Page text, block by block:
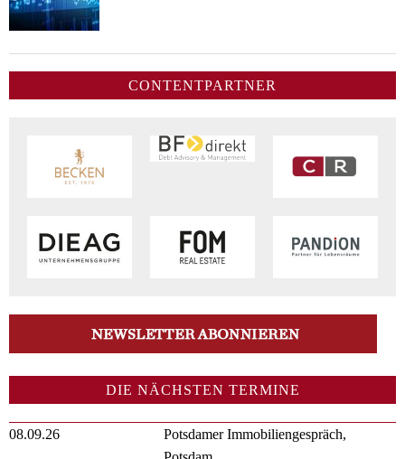
CONTENTPARTNER
DIE NÄCHSTEN TERMINE
08.09.26
Potsdamer Immobiliengespräch,